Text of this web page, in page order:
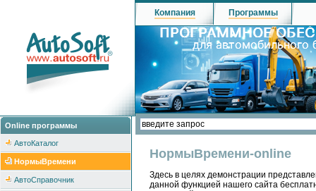
Online программы
АвтоКаталог
НормыВремени
АвтоСправочник
Компания Программы
НормыВремени-online
Здесь в целях демонстрации
данной функцией нашего сайта